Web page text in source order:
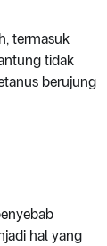
termasuk
tidak
berujung
hal yang